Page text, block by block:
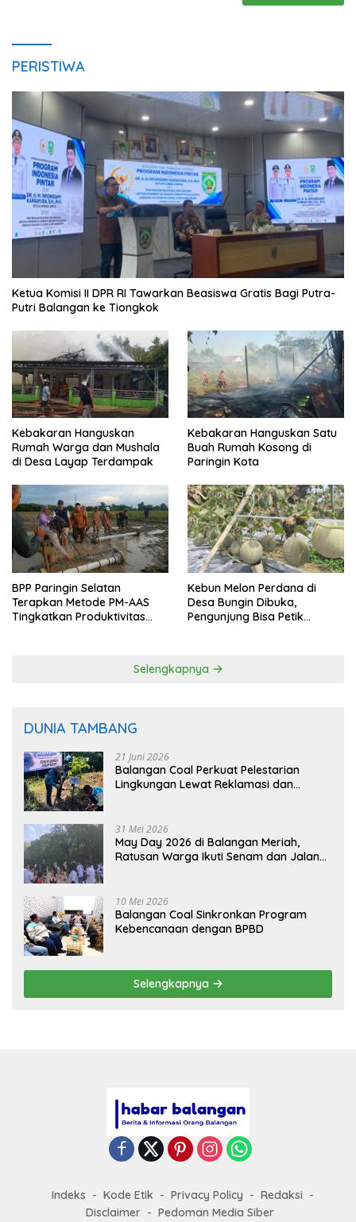
PERISTIWA
Ketua Komisi II DPR RI Tawarkan Beasiswa Gratis Bagi Putra-
Putri Balangan ke Tiongkok
Kebakaran Hanguskan
Rumah Warga dan Mushala
di Desa Layap Terdampak
Kebakaran Hanguskan Satu
Buah Rumah Kosong di
Paringin Kota
BPP Paringin Selatan
Terapkan Metode PM-AAS
Tingkatkan Produktivitas
Kebun Melon Perdana di
Desa Bungin Dibuka,
Pengunjung Bisa Petik
Selengkapnya
DUNIA TAMBANG
21 Juni 2026
Balangan Coal Perkuat Pelestarian
Lingkungan Lewat Reklamasi dan
31 Mei 2026
May Day 2026 di Balangan Meriah,
Ratusan Warga Ikuti Senam dan Jalan
10 Mei 2026
Balangan Coal Sinkronkan Program
Kebencanaan dengan BPBD
Selengkapnya
Indeks Kode Etik Privacy Policy
Redaksi
Disclaimer
Pedoman Media Siber